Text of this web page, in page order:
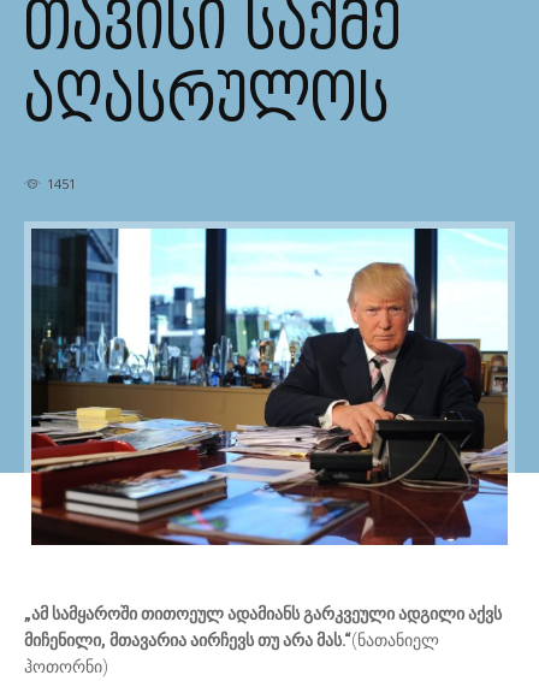
ᲗᲐᲕᲘᲡᲘ ᲡᲐᲥᲛᲔ
ᲐᲦᲐᲡᲠᲣᲚᲝᲡ
1451
„ამ სამყაროში თითოეულ ადამიანს გარკვეული ადგილი აქვს
მიჩენილი, მთავარია აირჩევს თუ არა მას.“(ნათანიელ
ჰოთორნი)